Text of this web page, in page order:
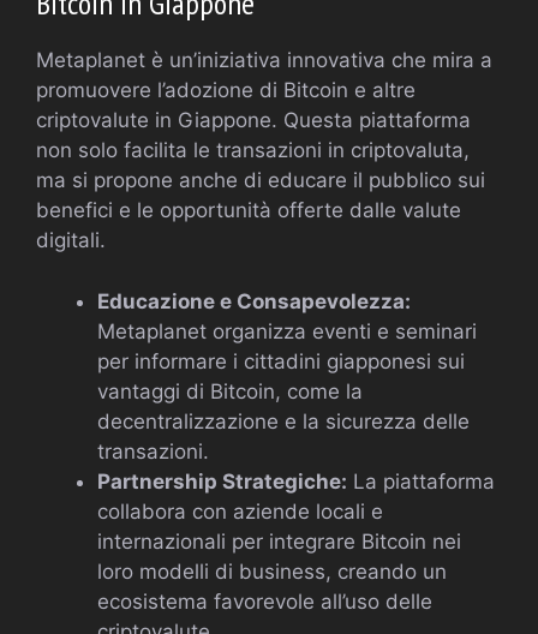
Metaplanet è un’iniziativa innovativa che mira a
promuovere l’adozione di Bitcoin e altre
criptovalute in Giappone. Questa piattaforma
non solo facilita le transazioni in criptovaluta,
ma si propone anche di educare il pubblico sui
benefici e le opportunità offerte dalle valute
digitali.
Educazione e Consapevolezza:
Metaplanet organizza eventi e seminari
per informare i cittadini giapponesi sui
vantaggi di Bitcoin, come la
decentralizzazione e la sicurezza delle
transazioni.
Partnership Strategiche: La piattaforma
collabora con aziende locali e
internazionali per integrare Bitcoin nei
loro modelli di business, creando un
ecosistema favorevole all’uso delle